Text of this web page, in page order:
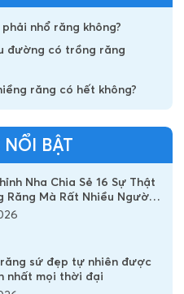
nhổ răng không?
đường có trồng răng
răng có hết không?
BẬT
Nha Chia Sẻ 16 Sự Thật
Răng Mà Rất Nhiều Người
Hiểu Sai
răng sứ đẹp tự nhiên được
nhất mọi thời đại